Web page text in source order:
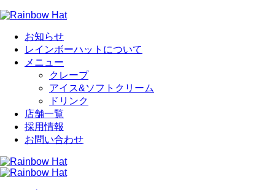
お知らせ
レインボーハットについて
メニュー
クレープ
アイス&ソフトクリーム
ドリンク
店舗一覧
採用情報
お問い合わせ